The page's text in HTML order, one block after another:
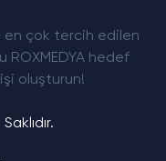
en çok tercih edilen
hedef
oluşturun!